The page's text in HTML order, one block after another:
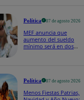
Política 07 de agosto 2026
MEF anuncia que
aumento del sueldo
mínimo será en dos
Política 07 de agosto 2026
Menos Fiestas Patrias,